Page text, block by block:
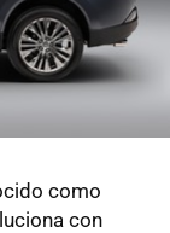
como
con